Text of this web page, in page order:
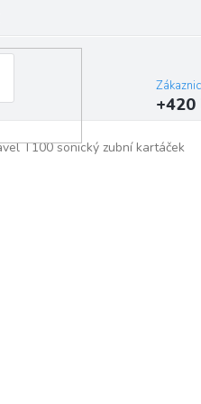
nás
+420
T100 sonický zubní kartáček